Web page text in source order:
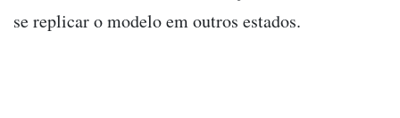
se replicar o modelo em outros estados.